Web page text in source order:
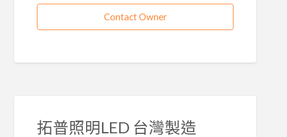
Contact Owner
拓普照明LED 台灣製造